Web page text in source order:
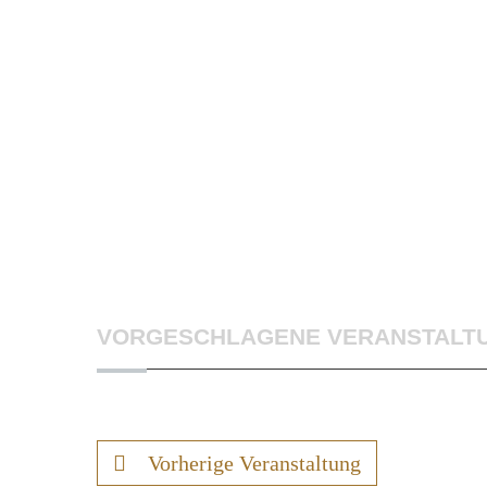
VORGESCHLAGENE
Vorherige Veranstaltung